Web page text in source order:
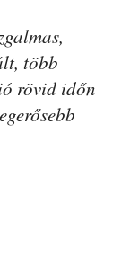
több
rövid időn